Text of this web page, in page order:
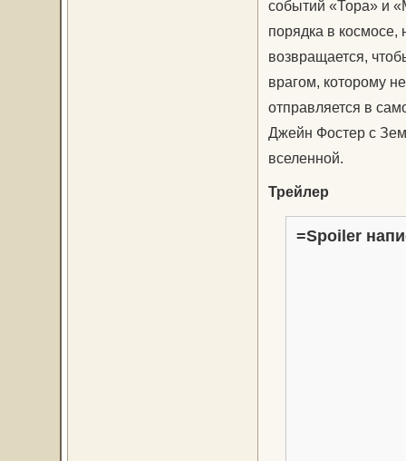
событий «Тора» и
порядка в космосе,
возвращается,
врагом, которому
отправляется в
Джейн Фостер с
вселенной.
Трейлер
=Spoiler